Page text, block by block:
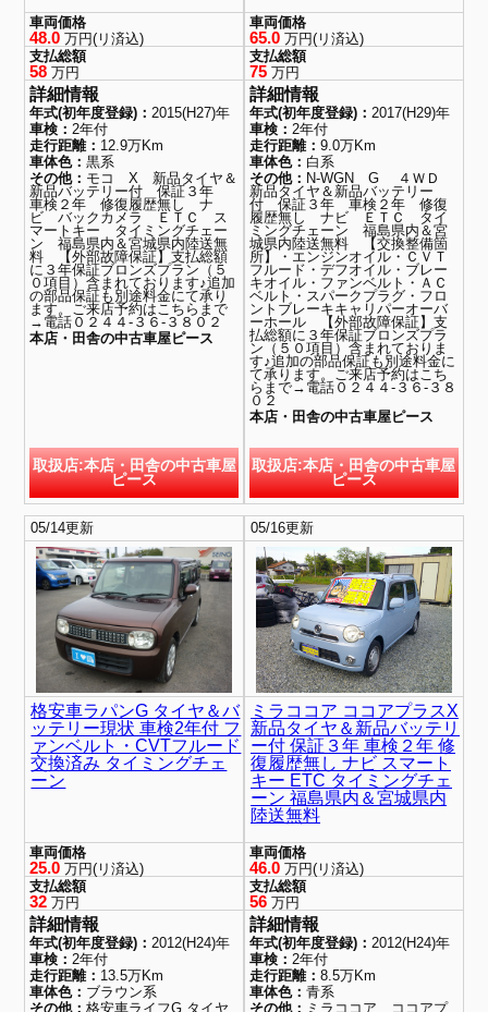
車両価格
48.0 万円(リ済込)
支払総額
58 万円
詳細情報
年式(初年度登録)： 2015(H27)年
車検： 2年付
走行距離： 12.9万Km
車体色：黒系
その他： モコ X 新品タイヤ＆
新品バッテリー付 保証３年
車検２年 修復履歴無し ナ
ビ バックカメラ ＥＴＣ ス
マートキー タイミングチェー
ン 福島県内＆宮城県内陸送無
料 【外部故障保証】支払総額
に３年保証ブロンズプラン（５
０項目）含まれております♪追加
の部品保証も別途料金にて承り
ます。ご来店予約はこちらまで
→電話０２４４-３６-３８０２
本店・田舎の中古車屋ピース
取扱店:本店・田舎の中古車屋
ピース
車両価格
65.0万円(リ済込)
支払総額
75万円
詳細情報
年式(初年度登録)： 2017(H29)年
車検： 2年付
走行距離： 9.0万Km
車体色： 白系
その他： N-WGN G ４ＷＤ
新品タイヤ＆新品バッテリー
付 保証３年 車検２年 修復
履歴無し ナビ ＥＴＣ タイ
ミングチェーン 福島県内＆宮
城県内陸送無料 【交換整備箇
所】・エンジンオイル・ＣＶＴ
フルード・デフオイル・ブレー
キオイル・ファンベルト・ＡＣ
ベルト・スパークプラグ・フロ
ントブレーキキャリパーオーバ
ーホール 【外部故障保証】支
払総額に３年保証ブロンズプラ
ン（５０項目）含まれておりま
す♪追加の部品保証も別途料金に
て承ります。ご来店予約はこち
らまで→電話０２４４-３６-３８
０２
本店・田舎の中古車屋ピース
取扱店:本店・田舎の中古車屋
ピース
05/14更新
格安車ラパンG タイヤ＆バ
ッテリー現状 車検2年付 フ
ァンベルト・CVTフルード
交換済み タイミングチェ
ーン
車両価格
25.0 万円(リ済込)
支払総額
32 万円
詳細情報
年式(初年度登録)：2012(H24)年
車検：2年付
走行距離： 13.5万Km
車体色： ブラウン系
その他：格安車ライフG タイヤ
05/16更新
ミラココア ココアプラスX
新品タイヤ＆新品バッテリ
ー付 保証３年 車検２年 修
復履歴無し ナビ スマート
キー ETC タイミングチェ
ーン 福島県内＆宮城県内
陸送無料
車両価格
46.0万円(リ済込)
支払総額
56万円
詳細情報
年式(初年度登録)： 2012(H24)年
車検： 2年付
走行距離： 8.5万Km
車体色： 青系
その他： ミラココア ココアプ